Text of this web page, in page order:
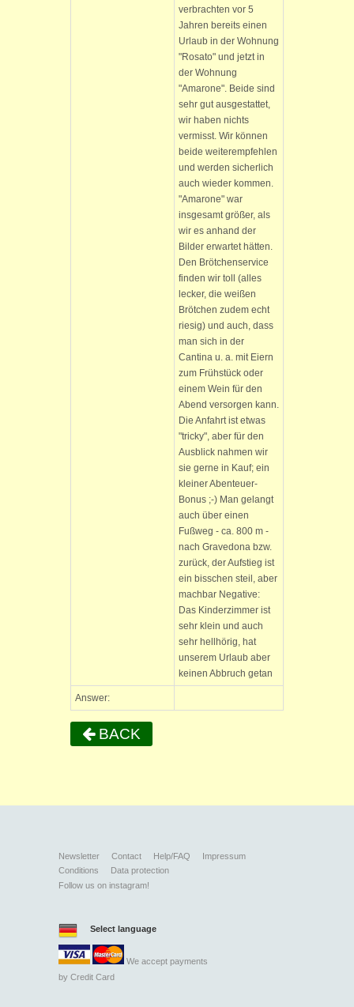
verbrachten vor 5
Jahren bereits einen
Urlaub in der Wohnung
"Rosato" und jetzt in
der Wohnung
"Amarone". Beide sind
sehr gut ausgestattet,
wir haben nichts
vermisst. Wir können
beide weiterempfehlen
und werden sicherlich
auch wieder kommen.
"Amarone" war
insgesamt größer, als
wir es anhand der
Bilder erwartet hätten.
Den Brötchenservice
finden wir toll (alles
lecker, die weißen
Brötchen zudem echt
riesig) und auch, dass
man sich in der
Cantina u. a. mit Eiern
zum Frühstück oder
einem Wein für den
Abend versorgen kann.
Die Anfahrt ist etwas
"tricky", aber für den
Ausblick nahmen wir
sie gerne in Kauf; ein
kleiner Abenteuer-
Bonus ;-) Man gelangt
auch über einen
Fußweg - ca. 800 m -
nach Gravedona bzw.
zurück, der Aufstieg ist
ein bisschen steil, aber
machbar Negative:
Das Kinderzimmer ist
sehr klein und auch
sehr hellhörig, hat
unserem Urlaub aber
keinen Abbruch getan
Answer:
BACK
Newsletter Contact Help/FAQ
Impressum
Conditions
Data protection
Follow us on instagram!
Select language
We accept payments
by Credit Card